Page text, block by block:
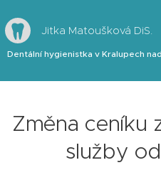
Jitka Matoušková DiS.
Dentální hygienistka v Kralupech
Změna ceníku
služby